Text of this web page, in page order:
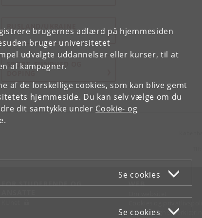
brugernes adfærd på hjemmesiden
bruger universitetet
udvalgte uddannelser eller kurser, til at
af kampagner.
af de forskellige cookies, som kan blive gemt
hjemmeside. Du kan selv vælge om du
dit samtykke under Cookie- og
Se cookies
Se cookies
RUSLAND/UKRAINE
SPORT, SUNDHED OG
FOR STUDERENDE OG
WEB
Tilgængelighedserklæring